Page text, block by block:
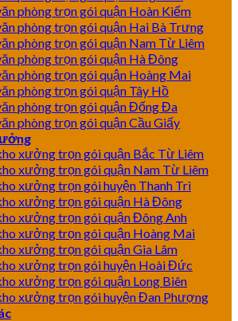
phòng trọn gói quận Hoàn Kiếm
phòng trọn gói quận Hai Bà Trưng
phòng trọn gói quận Nam Từ Liêm
phòng trọn gói quận Hà Đông
phòng trọn gói quận Hoàng Mai
phòng trọn gói quận Tây Hồ
phòng trọn gói quận Đống Đa
phòng trọn gói quận Cầu Giấy
xưởng trọn gói quận Bắc Từ Liêm
xưởng trọn gói quận Nam Từ Liêm
xưởng trọn gói huyện Thanh Trì
xưởng trọn gói quận Hà Đông
xưởng trọn gói quận Đông Anh
xưởng trọn gói quận Hoàng Mai
xưởng trọn gói quận Gia Lâm
xưởng trọn gói huyện Hoài Đức
xưởng trọn gói quận Long Biên
xưởng trọn gói huyện Đan Phượng